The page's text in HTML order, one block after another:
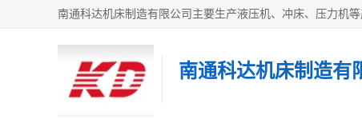
南通科达机床制造有